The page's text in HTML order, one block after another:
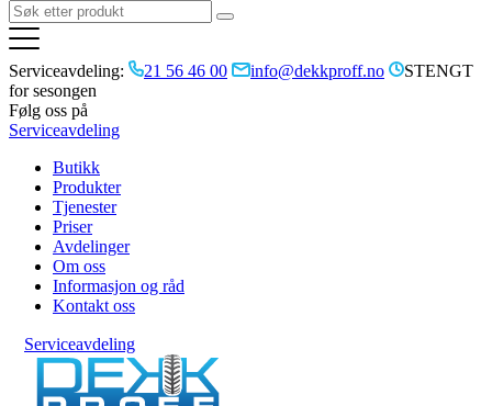
Serviceavdeling: 21 56 46 00 info@dekkproff.no
STENGT
for sesongen
Følg oss på
Serviceavdeling
Butikk
Produkter
Tjenester
Priser
Avdelinger
Om oss
Informasjon og råd
Kontakt oss
Serviceavdeling